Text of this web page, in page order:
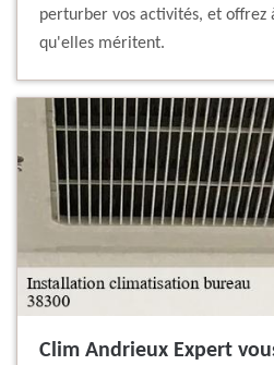
perturber vos activités, et offrez
qu'elles méritent.
Clim Andrieux Expert